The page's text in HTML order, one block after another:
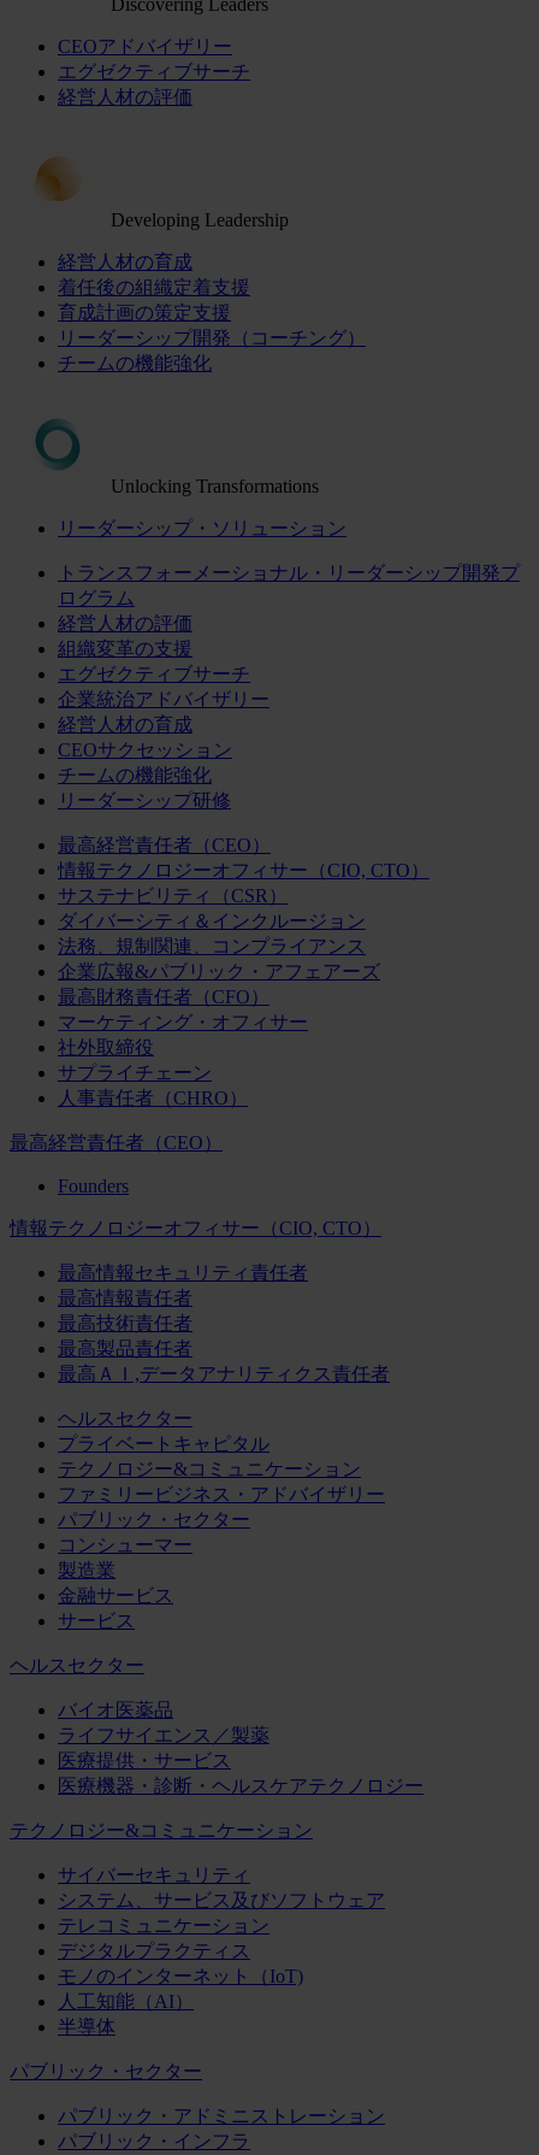
Discovering Leaders
CEOアドバイザリー
エグゼクティブサーチ
経営人材の評価
Developing Leadership
経営人材の育成
着任後の組織定着支援
育成計画の策定支援
リーダーシップ開発（コーチング）
チームの機能強化
Unlocking Transformations
リーダーシップ・ソリューション
トランスフォーメーショナル・リーダーシップ開発プ
ログラム
経営人材の評価
組織変革の支援
エグゼクティブサーチ
企業統治アドバイザリー
経営人材の育成
CEOサクセッション
チームの機能強化
リーダーシップ研修
最高経営責任者（CEO）
情報テクノロジーオフィサー（CIO, CTO）
サステナビリティ（CSR）
ダイバーシティ＆インクルージョン
法務、規制関連、コンプライアンス
企業広報&パブリック・アフェアーズ
最高財務責任者（CFO）
マーケティング・オフィサー
社外取締役
サプライチェーン
人事責任者（CHRO）
最高経営責任者（CEO）
Founders
情報テクノロジーオフィサー（CIO, CTO）
最高情報セキュリティ責任者
最高情報責任者
最高技術責任者
最高製品責任者
最高ＡＩ,データアナリティクス責任者
ヘルスセクター
プライベートキャピタル
テクノロジー&コミュニケーション
ファミリービジネス・アドバイザリー
パブリック・セクター
コンシューマー
製造業
金融サービス
サービス
ヘルスセクター
バイオ医薬品
ライフサイエンス／製薬
医療提供・サービス
医療機器・診断・ヘルスケアテクノロジー
テクノロジー&コミュニケーション
サイバーセキュリティ
システム、サービス及びソフトウェア
テレコミュニケーション
デジタルプラクティス
モノのインターネット（IoT)
人工知能（AI）
半導体
パブリック・セクター
パブリック・アドミニストレーション
パブリック・インフラ